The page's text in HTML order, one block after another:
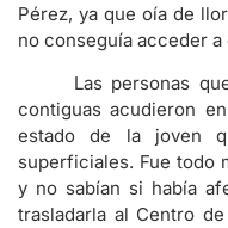
Pérez, ya que oía de
no conseguía acceder a
Las personas
contiguas acudieron
estado de la joven
superficiales. Fue todo
y no sabían si había
trasladarla al Centro